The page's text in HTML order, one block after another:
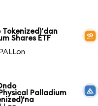
Shares ETF
Palladium